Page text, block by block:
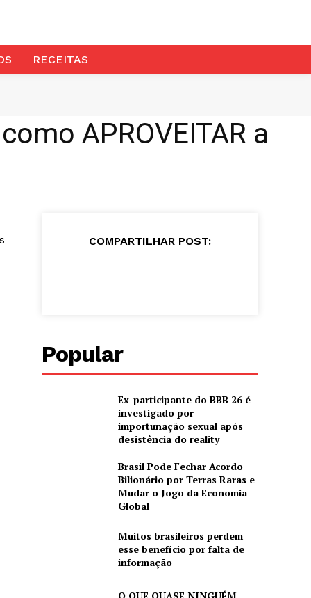
RECEITAS
APROVEITAR a
COMPARTILHAR POST:
Popular
Ex-participante do BBB 26 é
investigado por
importunação sexual após
desistência do reality
Brasil Pode Fechar Acordo
Bilionário por Terras Raras e
Mudar o Jogo da Economia
Global
Muitos brasileiros perdem
esse benefício por falta de
informação
O QUE QUASE NINGUÉM